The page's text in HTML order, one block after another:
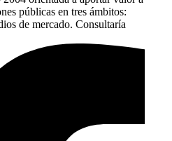
públicas en tres ámbitos:
de mercado. Consultaría